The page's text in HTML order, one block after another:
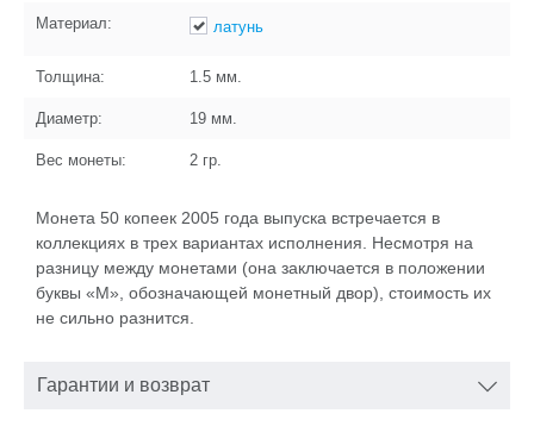
Материал: латунь
Толщина: 1.5 мм.
Диаметр: 19 мм.
Вес монеты: 2 гр.
Монета 50 копеек 2005 года выпуска встречается в
коллекциях в трех вариантах исполнения. Несмотря на
разницу между монетами (она заключается в положении
буквы «М», обозначающей монетный двор), стоимость их
не сильно разнится.
Гарантии и возврат